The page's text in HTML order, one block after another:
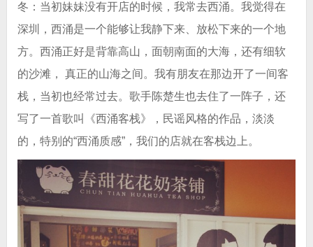
冬：当初妹妹没有开店的时候，我常去西涌。我觉得在
深圳，西涌是一个能够让我静下来、放松下来的一个地
方。西涌正好是背靠高山，面朝南面的大海，还有细软
的沙滩， 真正的山海之间。我有朋友在那边开了一间客
栈，当初也经常过去。歌手陈楚生也去住了一阵子，还
写了一首歌叫《西涌客栈》，民谣风格的作品，淡淡
的，特别的“西涌质感”，我们的店就在客栈边上。